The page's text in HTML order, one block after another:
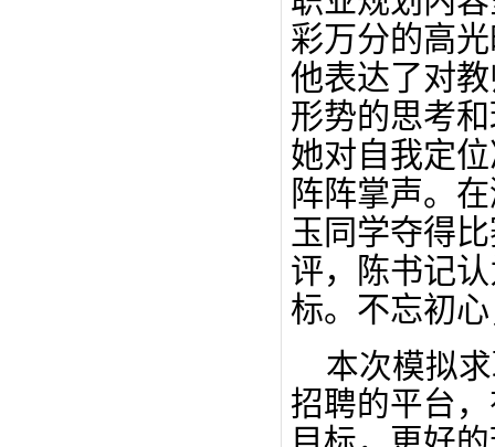
彩万分的高
他表达了对
形势的思考
她对自我定
阵阵掌声。
玉同学夺得
评，陈书记
标。不忘初
本次模拟
招聘的平台